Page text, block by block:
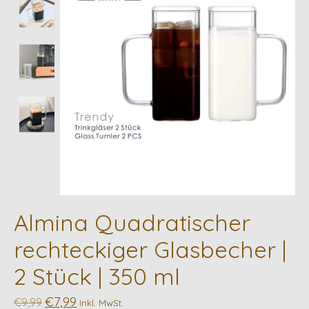
Almina Quadratischer
rechteckiger Glasbecher |
2 Stück | 350 ml
€9,99 €7,99 Inkl. MwSt.